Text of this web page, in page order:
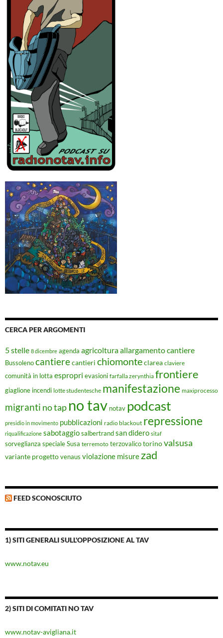
CERCA PER ARGOMENTI
5 stelle 8 dicembre agenda agricolturaallargamento cantiere
Bussolenocantierecantieri chiomonteclarea claviere
comunità in lotta espropri evasioni farfalla zerynthia frontiere
giaglione incendi lotte studentesche manifestazione maxiprocesso
migranti no tap no tav notav podcast
presidio in movimento pubblicazioni radio blackout repressione
riqualificazione sabotaggiosalbertrandsan didero sitaf
sorveglianza speciale Susa terremoto terzovalico torinovalsusa
variante progettovenaus violazione misure zad
FEED SCONOSCIUTO
1) SITI GENERALI SULL'OPPOSIZIONE AL TAV
www.notav.eu
2) SITI DI COMITATI NO TAV
www.notav-avigliana.it